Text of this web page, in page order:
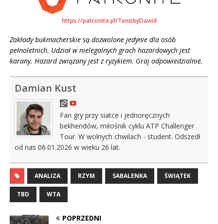
https://patronite.pl/TenisbyDawid
Zakłady bukmacherskie są dozwolone jedynie dla osób
pełnoletnich. Udział w nielegalnych grach hazardowych jest
karany. Hazard związany jest z ryzykiem. Graj odpowiedzialnie.
Damian Kust
Fan gry przy siatce i jednoręcznych
bekhendów, miłośnik cyklu ATP Challenger
Tour. W wolnych chwilach - student. Odszedł
od nas 06.01.2026 w wieku 26 lat.
ANALIZA RZYM SABALENKA ŚWIĄTEK
TBD WTA
POPRZEDNI